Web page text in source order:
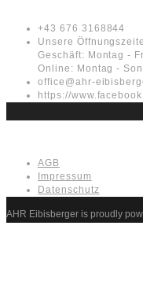
+43 676 3168844
Unsere
Geschäft: Montag -
Online: Montag -
office@ahr-
https://
AGB
Impressum
Datenschutz
AHR Eibisberger is proudly